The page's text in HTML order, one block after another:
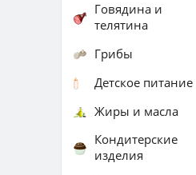
Говядина и
телятина
Грибы
Детское питание
Жиры и масла
Кондитерские
изделия